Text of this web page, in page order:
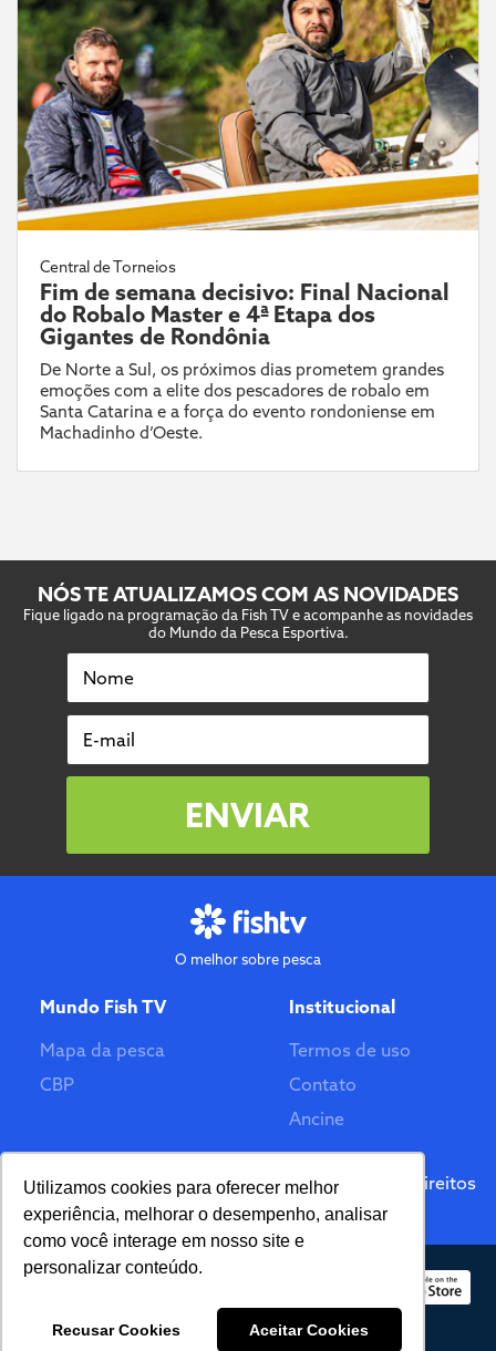
Utilizamos cookies para oferecer melhor
experiência, melhorar o desempenho, analisar
como você interage em nosso site e
personalizar conteúdo.
Recusar Cookies Aceitar Cookies
Central de Torneios
Fim de semana decisivo: Final Nacional
do Robalo Master e 4ª Etapa dos
Gigantes de Rondônia
De Norte a Sul, os próximos dias prometem grandes
emoções com a elite dos pescadores de robalo em
Santa Catarina e a força do evento rondoniense em
Machadinho d’Oeste.
NÓS TE ATUALIZAMOS COM AS NOVIDADES
Fique ligado na programação da Fish TV e acompanhe as novidades
do Mundo da Pesca Esportiva.
Nome
E-mail
ENVIAR
O melhor sobre pesca
Mundo Fish TV
Mapa da pesca
CBP
Institucional
Termos de uso
Contato
Ancine
Feito por
© 2026 Fish TV - Todos Direitos
Reservados. Versão 2.0